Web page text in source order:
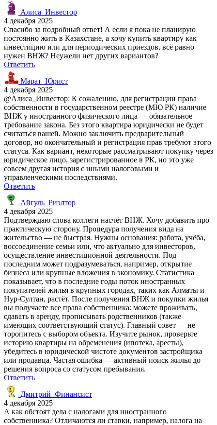
Алиса_Инвестор
4 декабря 2025
Спасибо за подробный ответ! А если я пока не планирую
постоянно жить в Казахстане, а хочу купить квартиру как
инвестицию или для периодических приездов, всё равно
нужен ВНЖ? Неужели нет других вариантов?
Ответить
Марат_Юрист
4 декабря 2025
@Алиса_Инвестор: К сожалению, для регистрации права
собственности в государственном реестре (МЮ РК) наличие
ВНЖ у иностранного физического лица — обязательное
требование закона. Без этого квартира юридически не будет
считаться вашей. Можно заключить предварительный
договор, но окончательный и регистрация прав требуют этого
статуса. Как вариант, некоторые рассматривают покупку через
юридическое лицо, зарегистрированное в РК, но это уже
совсем другая история с иными налоговыми и
управленческими последствиями.
Ответить
Айгуль_Риэлтор
4 декабря 2025
Подтверждаю слова коллеги насчёт ВНЖ. Хочу добавить про
практическую сторону. Процедура получения вида на
жительство — не быстрая. Нужны основания: работа, учёба,
воссоединение семьи или, что актуально для инвесторов,
осуществление инвестиционной деятельности. Под
последним может подразумеваться, например, открытие
бизнеса или крупные вложения в экономику. Статистика
показывает, что в последние годы поток иностранных
покупателей жилья в крупных городах, таких как Алматы и
Нур-Султан, растёт. После получения ВНЖ и покупки жилья
вы получаете все права собственника: можете проживать,
сдавать в аренду, прописывать родственников (также
имеющих соответствующий статус). Главный совет — не
торопитесь с выбором объекта. Изучите рынок, проверьте
историю квартиры на обременения (ипотека, аресты),
убедитесь в юридической чистоте документов застройщика
или продавца. Частая ошибка — активный поиск жилья до
решения вопроса со статусом пребывания.
Ответить
Дмитрий_Финансист
4 декабря 2025
А как обстоят дела с налогами для иностранного
собственника? Отличаются ли ставки, например, налога на